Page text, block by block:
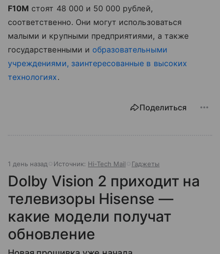
F10M стоят 48 000 и 50 000 рублей,
соответственно. Они могут использоваться
малыми и крупными предприятиями, а также
государственными и образовательными
учреждениями, заинтересованные в высоких
технологиях.
Поделиться
1 день назад Источник: Hi-Tech Mail Гаджеты
Dolby Vision 2 приходит на
телевизоры Hisense —
какие модели получат
обновление